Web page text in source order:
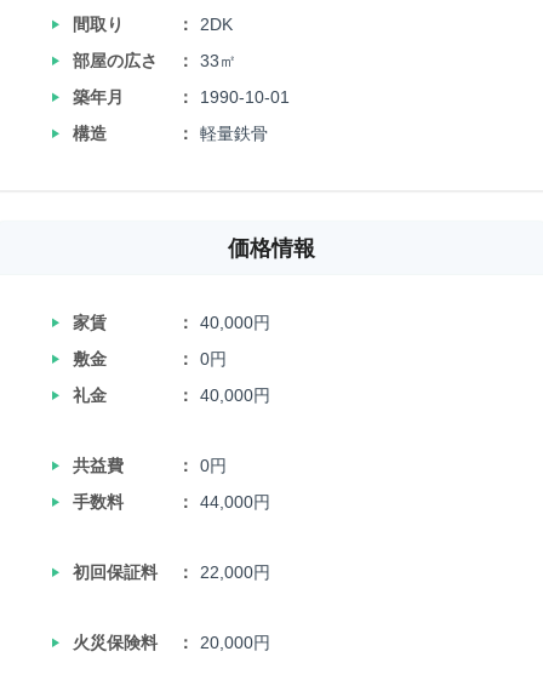
‣
間取り
2DK
‣
部屋の広さ
33㎡
‣
築年月
1990-10-01
‣
構造 軽量鉄骨
価格情報
‣ 家賃
40,000円
‣
敷金
0円
‣
礼金 40,000円
‣ 共益費
0円
‣
手数料 44,000円
‣ 初回保証料 22,000円
‣ 火災保険料 20,000円